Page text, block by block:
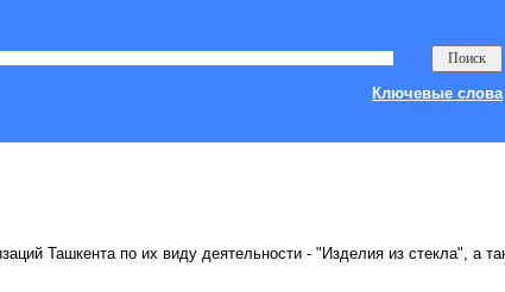
Ключевые слова
Ташкента по их виду деятельности - "Изделия из стекла", а